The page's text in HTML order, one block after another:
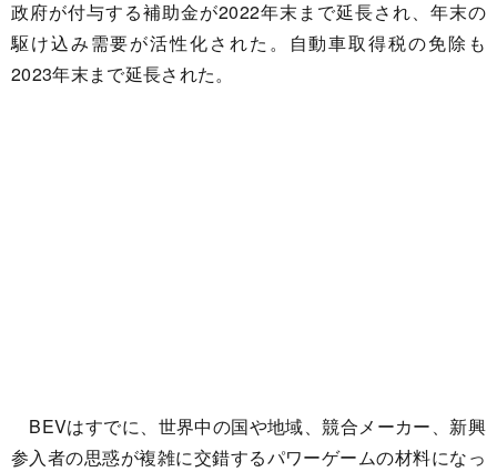
政府が付与する補助金が2022年末まで延長され、年末の
駆け込み需要が活性化された。自動車取得税の免除も
2023年末まで延長された。
BEVはすでに、世界中の国や地域、競合メーカー、新興
参入者の思惑が複雑に交錯するパワーゲームの材料になっ